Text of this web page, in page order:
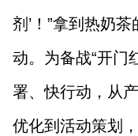
剂’！”拿到热奶
动。为备战“开门
署、快行动，从
优化到活动策划